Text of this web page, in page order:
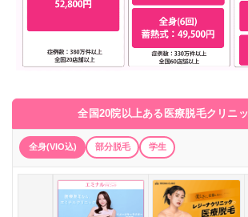
全国20院以上ある医療脱毛クリニ
全身(VIO込) 部分脱毛 学生